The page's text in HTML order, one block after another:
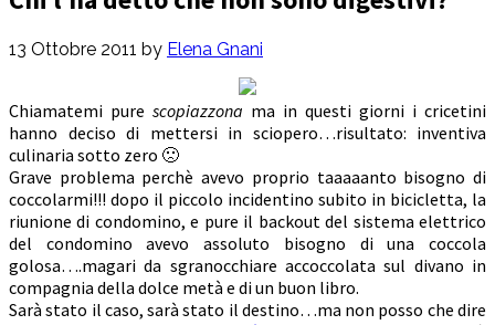
13 Ottobre 2011 by Elena Gnani
Chiamatemi pure scopiazzona ma in questi giorni i cricetini
hanno deciso di mettersi in sciopero…risultato: inventiva
culinaria sotto zero 🙁
Grave problema perchè avevo proprio taaaaanto bisogno di
coccolarmi!!! dopo il piccolo incidentino subito in bicicletta, la
riunione di condomino, e pure il backout del sistema elettrico
del condomino avevo assoluto bisogno di una coccola
golosa….magari da sgranocchiare accoccolata sul divano in
compagnia della dolce metà e di un buon libro.
Sarà stato il caso, sarà stato il destino…ma non posso che dire